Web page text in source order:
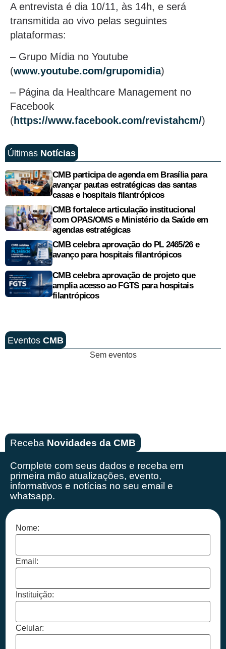
A entrevista é dia 10/11, às 14h, e será
transmitida ao vivo pelas seguintes
plataformas:
– Grupo Mídia no Youtube
(www.youtube.com/grupomidia)
– Página da Healthcare Management no
Facebook
(https://www.facebook.com/revistahcm/)
Últimas Notícias
CMB participa de agenda em Brasília para
avançar pautas estratégicas das santas
casas e hospitais filantrópicos
CMB fortalece articulação institucional
com OPAS/OMS e Ministério da Saúde em
agendas estratégicas
CMB celebra aprovação do PL 2465/26 e
avanço para hospitais filantrópicos
CMB celebra aprovação de projeto que
amplia acesso ao FGTS para hospitais
filantrópicos
Eventos CMB
Sem eventos
Receba Novidades da CMB
Complete com seus dados e receba em
primeira mão atualizações, evento,
informativos e notícias no seu email e
whatsapp.
Nome:
Email:
Instituição:
Celular: